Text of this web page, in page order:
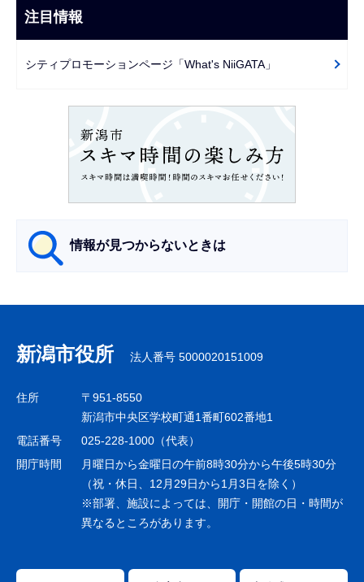
ま
で
ビ
ゲ
ー
注目情報
シティプロモーションページ「What's NiiGATA」
情報が見つからないときは
ナ
ビ
ゲ
シ
ョ
で
新潟市役所 法人番号 5000020151009
住所
〒951-8550
新潟市中央区学校町通1番町602番地1
電話番号
025-228-1000（代表）
開庁時間
月曜日から金曜日の午前8時30分から午後5時30分
（祝・休日、12月29日から1月3日を除く）
※部署、施設によっては、開庁・開館の日・時間が
異なるところがあります。